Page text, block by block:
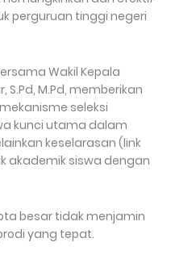
perguruan tinggi negeri
Wakil Kepala
S.Pd, M.Pd, memberikan
seleksi
kunci utama dalam
keselarasan (link
akademik siswa dengan
besar tidak menjamin
yang tepat.